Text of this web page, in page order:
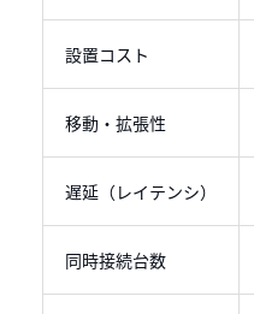
設置コスト
移動・拡張性
遅延（レイテンシ）
同時接続台数